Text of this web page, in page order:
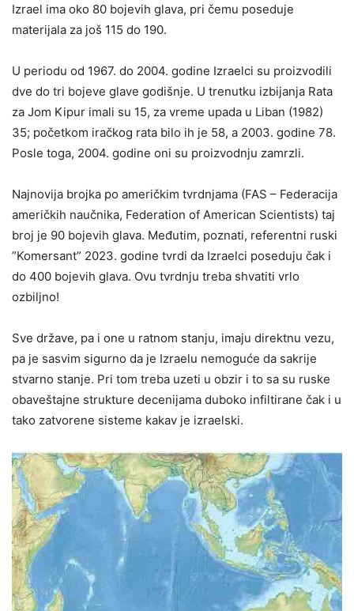
Izrael ima oko 80 bojevih glava, pri čemu poseduje
materijala za još 115 do 190.
U periodu od 1967. do 2004. godine Izraelci su proizvodili
dve do tri bojeve glave godišnje. U trenutku izbijanja Rata
za Jom Kipur imali su 15, za vreme upada u Liban (1982)
35; početkom iračkog rata bilo ih je 58, a 2003. godine 78.
Posle toga, 2004. godine oni su proizvodnju zamrzli.
Najnovija brojka po američkim tvrdnjama (FAS – Federacija
američkih naučnika, Federation of American Scientists) taj
broj je 90 bojevih glava. Međutim, poznati, referentni ruski
”Komersant” 2023. godine tvrdi da Izraelci poseduju čak i
do 400 bojevih glava. Ovu tvrdnju treba shvatiti vrlo
ozbiljno!
Sve države, pa i one u ratnom stanju, imaju direktnu vezu,
pa je sasvim sigurno da je Izraelu nemoguće da sakrije
stvarno stanje. Pri tom treba uzeti u obzir i to sa su ruske
obaveštajne strukture decenijama duboko infiltirane čak i u
tako zatvorene sisteme kakav je izraelski.